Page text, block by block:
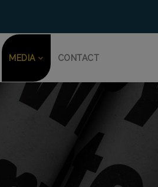
MEDIA CONTACT